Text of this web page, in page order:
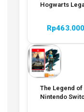
Hogwarts
Rp463.000
The Legend
Nintendo